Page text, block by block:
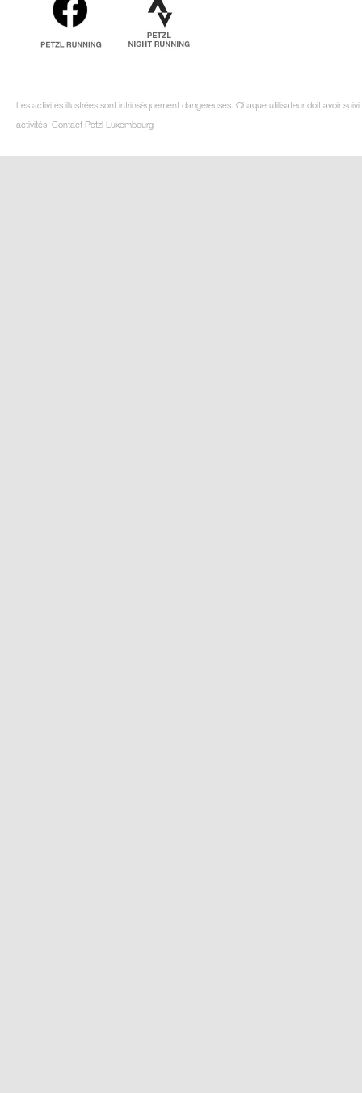
Les activités illustrées sont intrinsèquement dangereuses. Chaque utilisateur doit avoir
activités. Contact Petzl Luxembourg